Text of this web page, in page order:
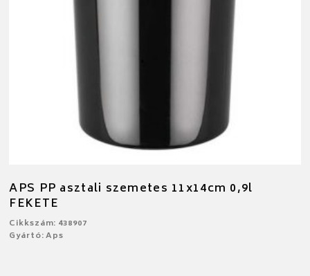
APS PP asztali szemetes 11x14cm 0,9l
FEKETE
Cikkszám: 438907
Gyártó: Aps